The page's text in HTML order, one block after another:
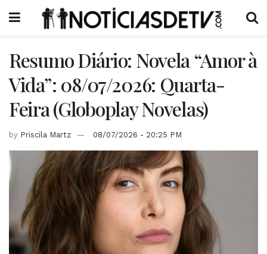
Resumo Diário: Novela “Amor à
Vida”: 08/07/2026: Quarta-
Feira (Globoplay Novelas)
by Priscila Martz 08/07/2026 - 20:25 PM